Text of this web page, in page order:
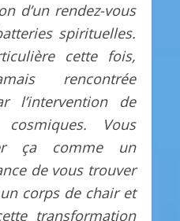
d’un rendez-vous
spirituelles.
cette fois,
rencontrée
l’intervention de
Vous
ça comme un
de vous trouver
corps de chair et
transformation